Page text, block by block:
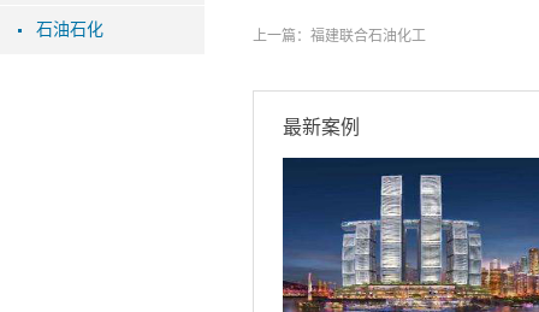
石油石化 上一篇： 福建联合石油化工
最新案例